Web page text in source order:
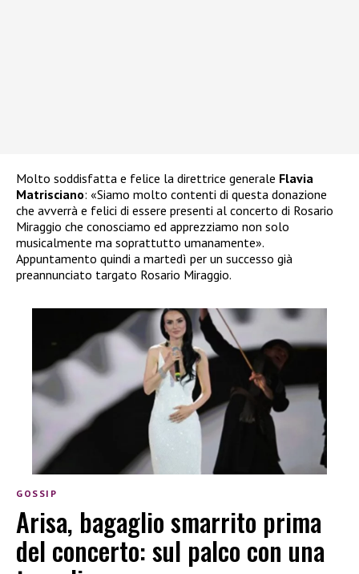
Molto soddisfatta e felice la direttrice generale Flavia
Matrisciano: «Siamo molto contenti di questa donazione
che avverrà e felici di essere presenti al concerto di Rosario
Miraggio che conosciamo ed apprezziamo non solo
musicalmente ma soprattutto umanamente».
Appuntamento quindi a martedì per un successo già
preannunciato targato Rosario Miraggio.
GOSSIP
Arisa, bagaglio smarrito prima
del concerto: sul palco con una